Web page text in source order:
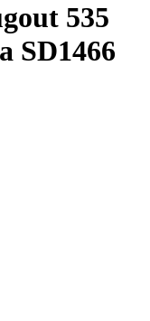
535
SD1466